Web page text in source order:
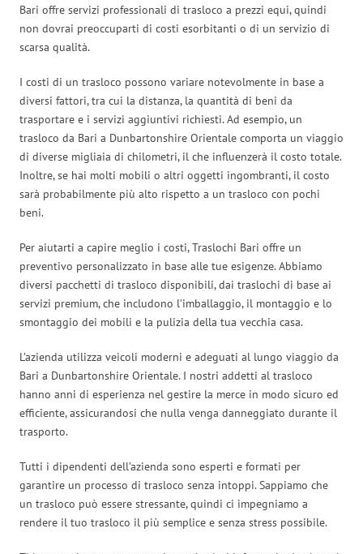
Bari offre servizi professionali di trasloco a prezzi equi, quindi
non dovrai preoccuparti di costi esorbitanti o di un servizio di
scarsa qualità.
I costi di un trasloco possono variare notevolmente in base a
diversi fattori, tra cui la distanza, la quantità di beni da
trasportare e i servizi aggiuntivi richiesti. Ad esempio, un
trasloco da Bari a Dunbartonshire Orientale comporta un viaggio
di diverse migliaia di chilometri, il che influenzerà il costo totale.
Inoltre, se hai molti mobili o altri oggetti ingombranti, il costo
sarà probabilmente più alto rispetto a un trasloco con pochi
beni.
Per aiutarti a capire meglio i costi, Traslochi Bari offre un
preventivo personalizzato in base alle tue esigenze. Abbiamo
diversi pacchetti di trasloco disponibili, dai traslochi di base ai
servizi premium, che includono l’imballaggio, il montaggio e lo
smontaggio dei mobili e la pulizia della tua vecchia casa.
L’azienda utilizza veicoli moderni e adeguati al lungo viaggio da
Bari a Dunbartonshire Orientale. I nostri addetti al trasloco
hanno anni di esperienza nel gestire la merce in modo sicuro ed
efficiente, assicurandosi che nulla venga danneggiato durante il
trasporto.
Tutti i dipendenti dell’azienda sono esperti e formati per
garantire un processo di trasloco senza intoppi. Sappiamo che
un trasloco può essere stressante, quindi ci impegniamo a
rendere il tuo trasloco il più semplice e senza stress possibile.